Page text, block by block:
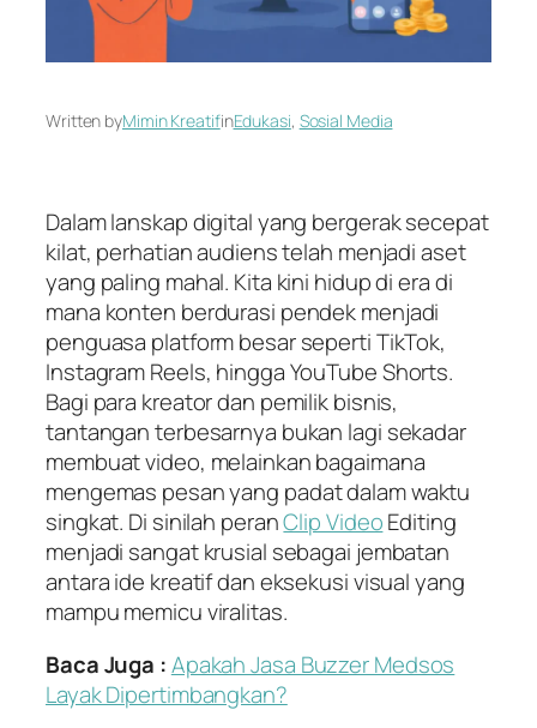
Written byMimin KreatifinEdukasi, Sosial Media
Dalam lanskap digital yang bergerak secepat
kilat, perhatian audiens telah menjadi aset
yang paling mahal. Kita kini hidup di era di
mana konten berdurasi pendek menjadi
penguasa platform besar seperti TikTok,
Instagram Reels, hingga YouTube Shorts.
Bagi para kreator dan pemilik bisnis,
tantangan terbesarnya bukan lagi sekadar
membuat video, melainkan bagaimana
mengemas pesan yang padat dalam waktu
singkat. Di sinilah peranClip VideoEditing
menjadi sangat krusial sebagai jembatan
antara ide kreatif dan eksekusi visual yang
mampu memicu viralitas.
Baca Juga :Apakah Jasa Buzzer Medsos
Layak Dipertimbangkan?